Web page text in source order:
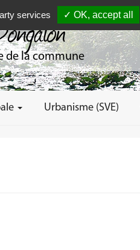
de la commune
Urbanisme (SVE)
services ✓ OK, accept all